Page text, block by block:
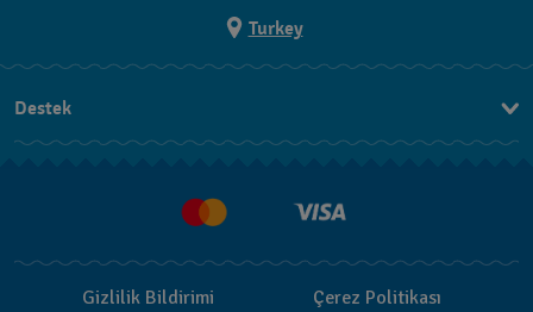
Turkey
Destek
Gizlilik Bildirimi Çerez Politikası